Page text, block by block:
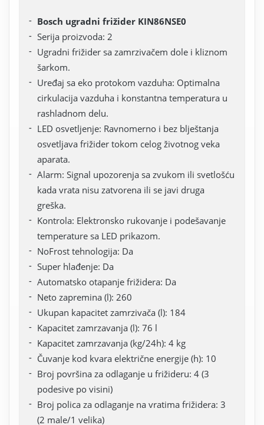
Bosch ugradni frižider KIN86NSE0
Serija proizvoda: 2
Ugradni frižider sa zamrzivačem dole i kliznom
šarkom.
Uređaj sa eko protokom vazduha: Optimalna
cirkulacija vazduha i konstantna temperatura u
rashladnom delu.
LED osvetljenje: Ravnomerno i bez blještanja
osvetljava frižider tokom celog životnog veka
aparata.
Alarm: Signal upozorenja sa zvukom ili svetlošću
kada vrata nisu zatvorena ili se javi druga
greška.
Kontrola: Elektronsko rukovanje i podešavanje
temperature sa LED prikazom.
NoFrost tehnologija: Da
Super hlađenje: Da
Automatsko otapanje frižidera: Da
Neto zapremina (l): 260
Ukupan kapacitet zamrzivača (l): 184
Kapacitet zamrzavanja (l): 76 l
Kapacitet zamrzavanja (kg/24h): 4 kg
Čuvanje kod kvara električne energije (h): 10
Broj površina za odlaganje u frižideru: 4 (3
podesive po visini)
Broj polica za odlaganje na vratima frižidera: 3
(2 male/1 velika)